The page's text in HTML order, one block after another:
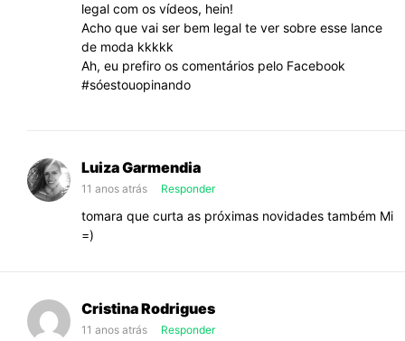
legal com os vídeos, hein!
Acho que vai ser bem legal te ver sobre esse lance
de moda kkkkk
Ah, eu prefiro os comentários pelo Facebook
#sóestouopinando
Luiza Garmendia
11 anos atrás Responder
tomara que curta as próximas novidades também Mi
=)
Cristina Rodrigues
11 anos atrás Responder